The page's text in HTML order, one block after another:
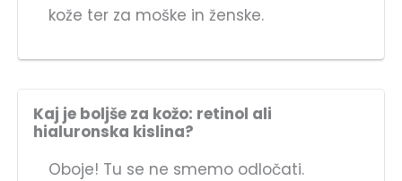
kože ter za moške in ženske.
Kaj je boljše za kožo: retinol ali
hialuronska kislina?
Oboje! Tu se ne smemo odločati.